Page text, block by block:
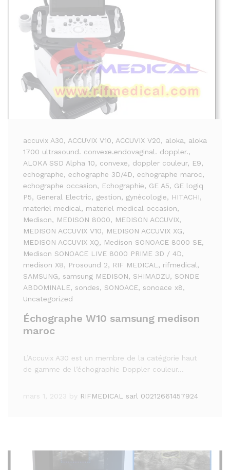
accuvix A30, ACCUVIX V10, ACCUVIX V20, aloka, aloka
1700 ultrasound. convexe.endovaginal. doppler.,
ALOKA SSD Alpha 10, convexe, doppler couleur, E9,
echographe, echographe 3D/4D, echographe maroc,
echographe occasion, Echographie, GE A5, GE logiq
P5, General Electric, gestion, gynécologie, HITACHI,
materiel medical, materiel medical occasion,
Medison, MEDISON 8000, MEDISON ACCUVIX,
MEDISON ACCUVIX V10, MEDISON ACCUVIX XG,
MEDISON ACCUVIX XQ, Medison SONOACE 8000 SE,
Medison SONOACE LIVE 8000 PRIME 3D / 4D,
medison X8, Prosound 2, RIF MEDICAL, rifmedical,
SAMSUNG, samsung MEDISON, SHIMADZU, SONDE
ABDOMINALE, sondes, SONOACE, sonoace x8,
Uncategorized
Échographe W10 samsung medison
maroc
L’Accuvix A30 est un membre de la catégorie haut
de gamme de l’échographie Doppler couleur…
mars 1, 2023 by RIFMEDICAL sarl 00212661457924